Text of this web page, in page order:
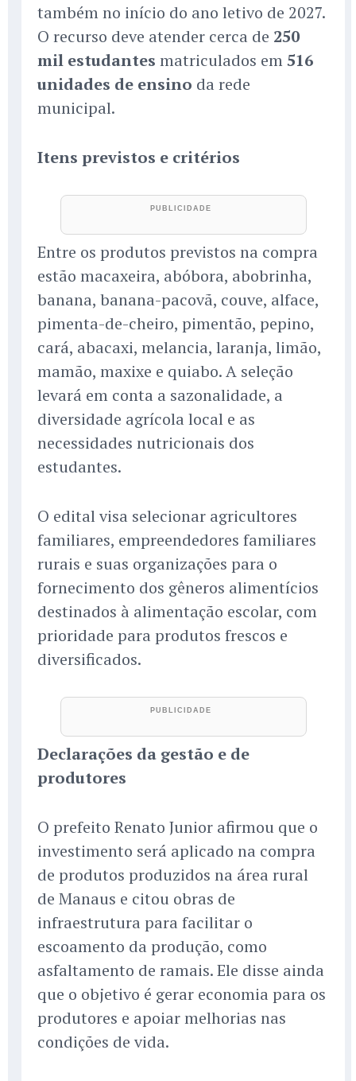
também no início do ano letivo de 2027.
O recurso deve atender cerca de 250
mil estudantes matriculados em516
unidades de ensino da rede
municipal.
Itens previstos e critérios
Entre os produtos previstos na compra
estão macaxeira, abóbora, abobrinha,
banana, banana-pacovã, couve, alface,
pimenta-de-cheiro, pimentão, pepino,
cará, abacaxi, melancia, laranja, limão,
mamão, maxixe e quiabo. A seleção
levará em conta a sazonalidade, a
diversidade agrícola local e as
necessidades nutricionais dos
estudantes.
O edital visa selecionar agricultores
familiares, empreendedores familiares
rurais e suas organizações para o
fornecimento dos gêneros alimentícios
destinados à alimentação escolar, com
prioridade para produtos frescos e
diversificados.
Declarações da gestão e de
produtores
O prefeito Renato Junior afirmou que o
investimento será aplicado na compra
de produtos produzidos na área rural
de Manaus e citou obras de
infraestrutura para facilitar o
escoamento da produção, como
asfaltamento de ramais. Ele disse ainda
que o objetivo é gerar economia para os
produtores e apoiar melhorias nas
condições de vida.